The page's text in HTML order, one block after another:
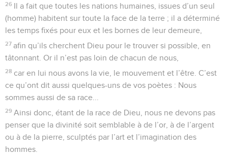
26 Il a fait que toutes les nations humaines, issues d’un seul
(homme) habitent sur toute la face de la terre ; il a déterminé
les temps fixés pour eux et les bornes de leur demeure,
27 afin qu’ils cherchent Dieu pour le trouver si possible, en
tâtonnant. Or il n’est pas loin de chacun de nous,
28 car en lui nous avons la vie, le mouvement et l’être. C’est
ce qu’ont dit aussi quelques-uns de vos poètes : Nous
sommes aussi de sa race...
29 Ainsi donc, étant de la race de Dieu, nous ne devons pas
penser que la divinité soit semblable à de l’or, à de l’argent
ou à de la pierre, sculptés par l’art et l’imagination des
hommes.